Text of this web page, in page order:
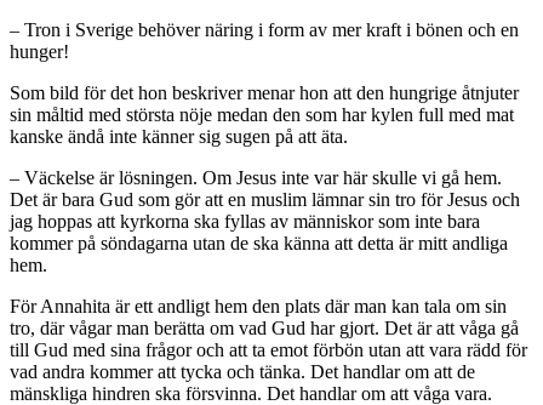
– Tron i Sverige behöver näring i form av mer kraft i bönen och en
hunger!
Som bild för det hon beskriver menar hon att den hungrige åtnjuter
sin måltid med största nöje medan den som har kylen full med mat
kanske ändå inte känner sig sugen på att äta.
– Väckelse är lösningen. Om Jesus inte var här skulle vi gå hem.
Det är bara Gud som gör att en muslim lämnar sin tro för Jesus och
jag hoppas att kyrkorna ska fyllas av människor som inte bara
kommer på söndagarna utan de ska känna att detta är mitt andliga
hem.
För Annahita är ett andligt hem den plats där man kan tala om sin
tro, där vågar man berätta om vad Gud har gjort. Det är att våga gå
till Gud med sina frågor och att ta emot förbön utan att vara rädd för
vad andra kommer att tycka och tänka. Det handlar om att de
mänskliga hindren ska försvinna. Det handlar om att våga vara.